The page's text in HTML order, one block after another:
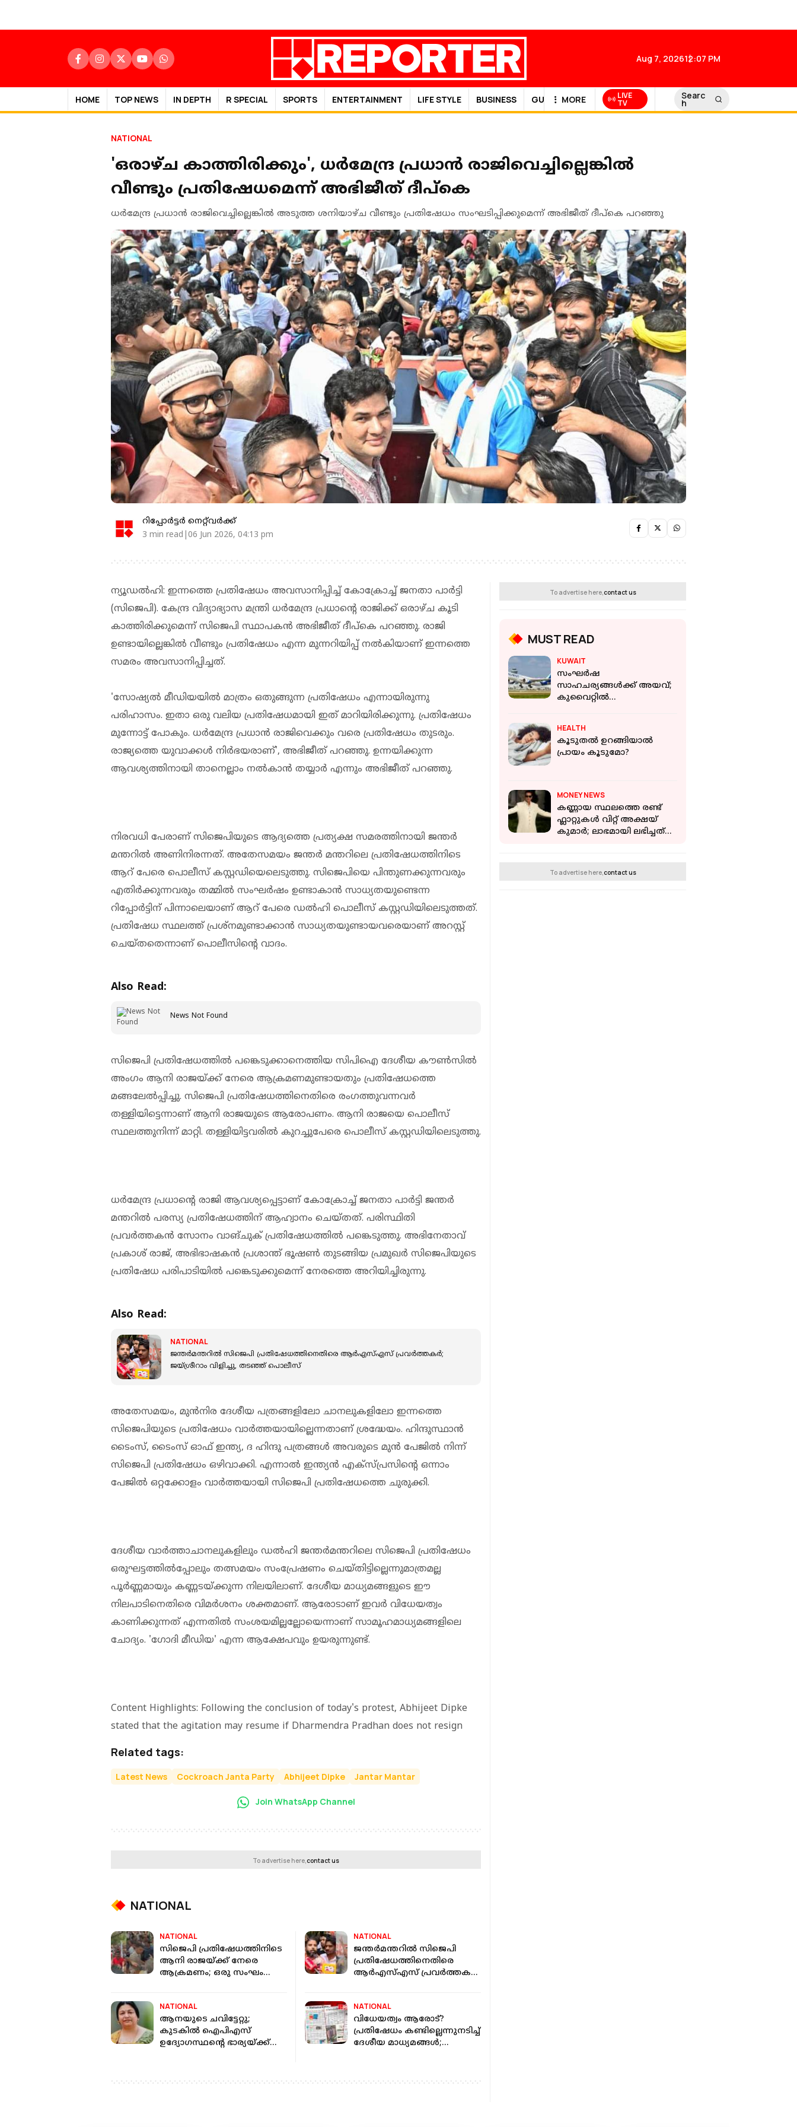
Aug 7, 202612:07 PM
HOME TOP NEWS IN DEPTH R SPECIAL SPORTS ENTERTAINMENT LIFE STYLE BUSINESS GULF NEWS
MORE LIVE
TV
Searc
h
NATIONAL
'ഒരാഴ്ച കാത്തിരിക്കും', ധർമേന്ദ്ര പ്രധാൻ രാജിവെച്ചില്ലെങ്കിൽ
വീണ്ടും പ്രതിഷേധമെന്ന് അഭിജീത് ദീപ്‌കെ
ധർമേന്ദ്ര പ്രധാൻ രാജിവെച്ചില്ലെങ്കിൽ അടുത്ത ശനിയാഴ്ച വീണ്ടും പ്രതിഷേധം സംഘടിപ്പിക്കുമെന്ന് അഭിജീത് ദീപ്കെ പറഞ്ഞു
റിപ്പോർട്ടർ നെറ്റ്‌വര്‍ക്ക്‌
3 min read|06 Jun 2026, 04:13 pm
ന്യൂഡല്‍ഹി: ഇന്നത്തെ പ്രതിഷേധം അവസാനിപ്പിച്ച് കോക്രോച്ച് ജനതാ പാര്‍ട്ടി
(സിജെപി). കേന്ദ്ര വിദ്യാഭ്യാസ മന്ത്രി ധര്‍മേന്ദ്ര പ്രധാന്റെ രാജിക്ക് ഒരാഴ്ച കൂടി
കാത്തിരിക്കുമെന്ന് സിജെപി സ്ഥാപകന്‍ അഭിജീത് ദീപ്‌കെ പറഞ്ഞു. രാജി
ഉണ്ടായില്ലെങ്കില്‍ വീണ്ടും പ്രതിഷേധം എന്ന മുന്നറിയിപ്പ് നല്‍കിയാണ് ഇന്നത്തെ
സമരം അവസാനിപ്പിച്ചത്.
'സോഷ്യല്‍ മീഡിയയില്‍ മാത്രം ഒതുങ്ങുന്ന പ്രതിഷേധം എന്നായിരുന്നു
പരിഹാസം. ഇതാ ഒരു വലിയ പ്രതിഷേധമായി ഇത് മാറിയിരിക്കുന്നു. പ്രതിഷേധം
മുന്നോട്ട് പോകും. ധര്‍മേന്ദ്ര പ്രധാന്‍ രാജിവെക്കും വരെ പ്രതിഷേധം തുടരും.
രാജ്യത്തെ യുവാക്കള്‍ നിര്‍ഭയരാണ്', അഭിജീത് പറഞ്ഞു. ഉന്നയിക്കുന്ന
ആവശ്യത്തിനായി താനെല്ലാം നല്‍കാന്‍ തയ്യാര്‍ എന്നും അഭിജീത് പറഞ്ഞു.
നിരവധി പേരാണ് സിജെപിയുടെ ആദ്യത്തെ പ്രത്യക്ഷ സമരത്തിനായി ജന്തര്‍
മന്തറില്‍ അണിനിരന്നത്. അതേസമയം ജന്തര്‍ മന്തറിലെ പ്രതിഷേധത്തിനിടെ
ആറ് പേരെ പൊലീസ് കസ്റ്റഡിയെലെടുത്തു. സിജെപിയെ പിന്തുണക്കുന്നവരും
എതിര്‍ക്കുന്നവരും തമ്മില്‍ സംഘര്‍ഷം ഉണ്ടാകാന്‍ സാധ്യതയുണ്ടെന്ന
റിപ്പോര്‍ട്ടിന് പിന്നാലെയാണ് ആറ് പേരെ ഡല്‍ഹി പൊലീസ് കസ്റ്റഡിയിലെടുത്തത്.
പ്രതിഷേധ സ്ഥലത്ത് പ്രശ്‌നമുണ്ടാക്കാന്‍ സാധ്യതയുണ്ടായവരെയാണ് അറസ്റ്റ്
ചെയ്തതെന്നാണ് പൊലീസിന്റെ വാദം.
Also Read:
News Not Found
സിജെപി പ്രതിഷേധത്തില്‍ പങ്കെടുക്കാനെത്തിയ സിപിഐ ദേശീയ കൗണ്‍സില്‍
അംഗം ആനി രാജയ്ക്ക് നേരെ ആക്രമണമുണ്ടായതും പ്രതിഷേധത്തെ
മങ്ങലേല്‍പ്പിച്ചു. സിജെപി പ്രതിഷേധത്തിനെതിരെ രംഗത്തുവന്നവര്‍
തള്ളിയിട്ടെന്നാണ് ആനി രാജയുടെ ആരോപണം. ആനി രാജയെ പൊലീസ്
സ്ഥലത്തുനിന്ന് മാറ്റി. തള്ളിയിട്ടവരില്‍ കുറച്ചുപേരെ പൊലീസ് കസ്റ്റഡിയിലെടുത്തു.
ധര്‍മേന്ദ്ര പ്രധാന്റെ രാജി ആവശ്യപ്പെട്ടാണ് കോക്രോച്ച് ജനതാ പാര്‍ട്ടി ജന്തര്‍
മന്തറില്‍ പരസ്യ പ്രതിഷേധത്തിന് ആഹ്വാനം ചെയ്തത്. പരിസ്ഥിതി
പ്രവര്‍ത്തകന്‍ സോനം വാങ്ചുക് പ്രതിഷേധത്തില്‍ പങ്കെടുത്തു. അഭിനേതാവ്
പ്രകാശ് രാജ്, അഭിഭാഷകന്‍ പ്രശാന്ത് ഭൂഷണ്‍ തുടങ്ങിയ പ്രമുഖര്‍ സിജെപിയുടെ
പ്രതിഷേധ പരിപാടിയില്‍ പങ്കെടുക്കുമെന്ന് നേരത്തെ അറിയിച്ചിരുന്നു.
Also Read:
NATIONAL
ജന്തര്‍മന്തറില്‍ സിജെപി പ്രതിഷേധത്തിനെതിരെ ആര്‍എസ്എസ് പ്രവര്‍ത്തകര്‍;
ജയ്ശ്രീറാം വിളിച്ചു, തടഞ്ഞ് പൊലീസ്
അതേസമയം, മുന്‍നിര ദേശീയ പത്രങ്ങളിലോ ചാനലുകളിലോ ഇന്നത്തെ
സിജെപിയുടെ പ്രതിഷേധം വാര്‍ത്തയായില്ലെന്നതാണ് ശ്രദ്ധേയം. ഹിന്ദുസ്ഥാന്‍
ടൈംസ്, ടൈംസ് ഓഫ് ഇന്ത്യ, ദ ഹിന്ദു പത്രങ്ങള്‍ അവരുടെ മുന്‍ പേജില്‍ നിന്ന്
സിജെപി പ്രതിഷേധം ഒഴിവാക്കി. എന്നാല്‍ ഇന്ത്യന്‍ എക്സ്പ്രസിന്റെ ഒന്നാം
പേജില്‍ ഒറ്റക്കോളം വാര്‍ത്തയായി സിജെപി പ്രതിഷേധത്തെ ചുരുക്കി.
ദേശീയ വാര്‍ത്താചാനലുകളിലും ഡല്‍ഹി ജന്തര്‍മന്തറിലെ സിജെപി പ്രതിഷേധം
ഒരുഘട്ടത്തില്‍പ്പോലും തത്സമയം സംപ്രേഷണം ചെയ്തിട്ടില്ലെന്നുമാത്രമല്ല
പൂര്‍ണ്ണമായും കണ്ണടയ്ക്കുന്ന നിലയിലാണ്. ദേശീയ മാധ്യമങ്ങളുടെ ഈ
നിലപാടിനെതിരെ വിമര്‍ശനം ശക്തമാണ്. ആരോടാണ് ഇവര്‍ വിധേയത്വം
കാണിക്കുന്നത് എന്നതില്‍ സംശയമില്ലല്ലോയെന്നാണ് സാമൂഹമാധ്യമങ്ങളിലെ
ചോദ്യം. 'ഗോദി മീഡിയ' എന്ന ആക്ഷേപവും ഉയരുന്നുണ്ട്.
Content Highlights: Following the conclusion of today's protest, Abhijeet Dipke
stated that the agitation may resume if Dharmendra Pradhan does not resign
Related tags:
Latest News Cockroach Janta Party Abhijeet Dipke Jantar Mantar
Join WhatsApp Channel
To advertise here,contact us
NATIONAL
NATIONAL
സിജെപി പ്രതിഷേധത്തിനിടെ
ആനി രാജയ്ക്ക് നേരെ
ആക്രമണം; ഒരു സംഘം
NATIONAL
ജന്തര്‍മന്തറില്‍ സിജെപി
പ്രതിഷേധത്തിനെതിരെ
ആര്‍എസ്എസ് പ്രവര്‍ത്തകര്‍;
NATIONAL
ആനയുടെ ചവിട്ടേറ്റു;
കുടകില്‍ ഐപിഎസ്
ഉദ്യോഗസ്ഥന്റെ ഭാര്യയ്ക്ക്
NATIONAL
വിധേയത്വം ആരോട്?
പ്രതിഷേധം കണ്ടില്ലെന്നുനടിച്ച്
ദേശീയ മാധ്യമങ്ങള്‍;
To advertise here, contact us
MUST READ
KUWAIT
സംഘർഷ
സാഹചര്യങ്ങൾക്ക് അയവ്;
കുവൈറ്റിൽ
HEALTH
കൂടുതൽ ഉറങ്ങിയാൽ
പ്രായം കൂടുമോ?
MONEY NEWS
കണ്ണായ സ്ഥലത്തെ രണ്ട്
ഫ്ലാറ്റുകൾ വിറ്റ് അക്ഷയ്
കുമാർ; ലാഭമായി ലഭിച്ചത്
To advertise here, contact us